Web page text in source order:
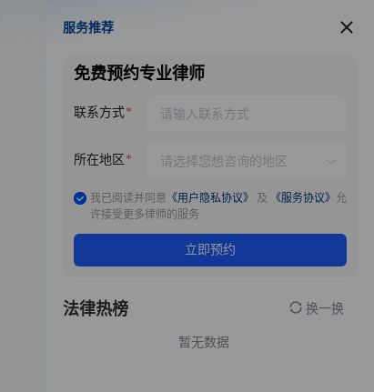
服务推荐
服务推荐
免费预约专业律师
联系方式
所在地区
我已阅读并同意 《用户隐私协议》 及 《服务协议》 允
许接受更多律师的服务
立即预约
法律热榜 换一换
暂无数据